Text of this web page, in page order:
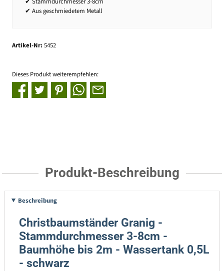
✔ Aus geschmiedetem Metall
Artikel-Nr: 5452
Dieses Produkt weiterempfehlen:
Produkt-Beschreibung
Beschreibung
Christbaumständer Granig -
Stammdurchmesser 3-8cm -
Baumhöhe bis 2m - Wassertank 0,5L
- schwarz